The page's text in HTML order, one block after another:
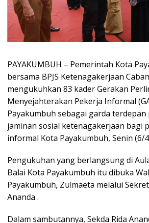
PAYAKUMBUH – Pemerintah Kota
bersama BPJS Ketenagakerjaan
mengukuhkan 83 kader Gerakan
Menyejahterakan Pekerja Informal
Payakumbuh sebagai garda
jaminan sosial ketenagakerjaan bagi
informal Kota Payakumbuh, Senin (6/
Pengukuhan yang berlangsung di
Balai Kota Payakumbuh itu dibuka
Payakumbuh, Zulmaeta melalui
Ananda .
Dalam sambutannya, Sekda Rida